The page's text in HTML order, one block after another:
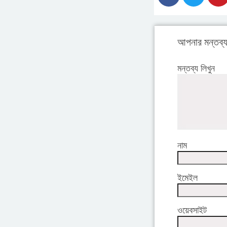
আপনার মন্তব্য
মন্তব্য লিখুন
নাম
ইমেইল
ওয়েবসাইট